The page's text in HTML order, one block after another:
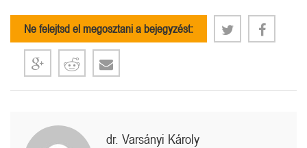
Ne felejtsd el megosztani a bejegyzést:
dr. Varsányi Károly